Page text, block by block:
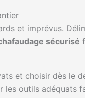
et imprévus.
sécurisé
et choisir dès le
les outils adéquats